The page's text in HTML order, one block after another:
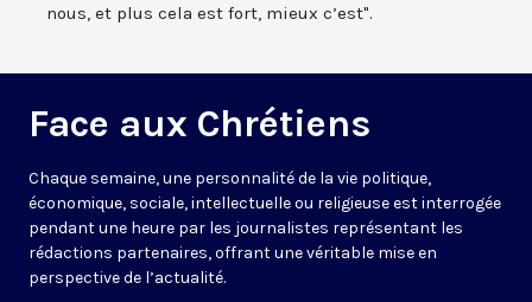
nous, et plus cela est fort, mieux c’est".
Face aux Chrétiens
Chaque semaine, une personnalité de la vie politique,
économique, sociale, intellectuelle ou religieuse est interrogée
pendant une heure par les journalistes représentant les
rédactions partenaires, offrant une véritable mise en
perspective de l’actualité.